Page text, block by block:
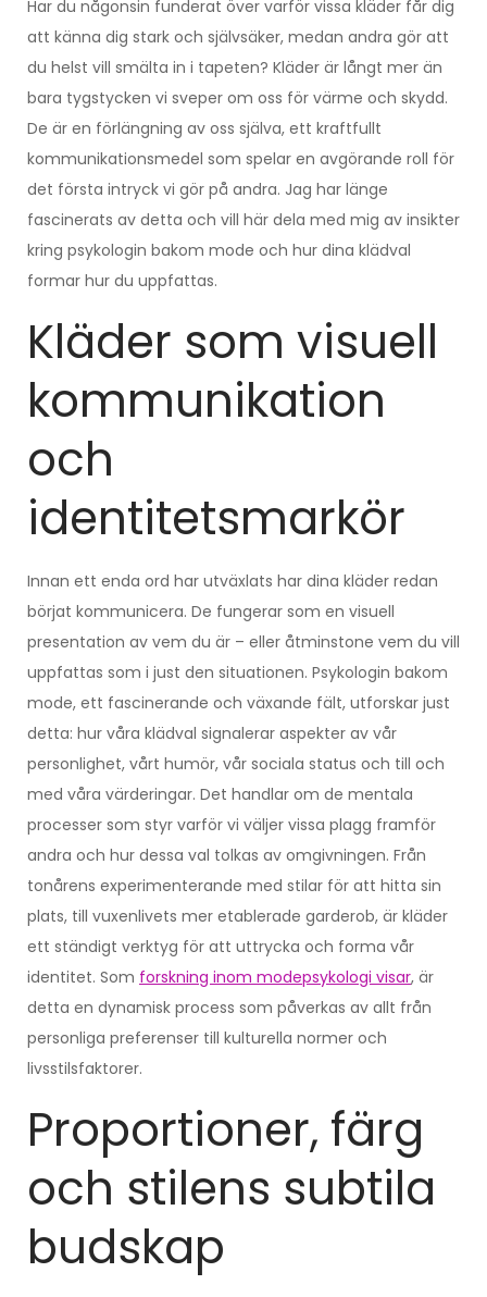
Har du någonsin funderat över varför vissa kläder får dig
att känna dig stark och självsäker, medan andra gör att
du helst vill smälta in i tapeten? Kläder är långt mer än
bara tygstycken vi sveper om oss för värme och skydd.
De är en förlängning av oss själva, ett kraftfullt
kommunikationsmedel som spelar en avgörande roll för
det första intryck vi gör på andra. Jag har länge
fascinerats av detta och vill här dela med mig av insikter
kring psykologin bakom mode och hur dina klädval
formar hur du uppfattas.
Kläder som visuell
kommunikation
och
identitetsmarkör
Innan ett enda ord har utväxlats har dina kläder redan
börjat kommunicera. De fungerar som en visuell
presentation av vem du är – eller åtminstone vem du vill
uppfattas som i just den situationen. Psykologin bakom
mode, ett fascinerande och växande fält, utforskar just
detta: hur våra klädval signalerar aspekter av vår
personlighet, vårt humör, vår sociala status och till och
med våra värderingar. Det handlar om de mentala
processer som styr varför vi väljer vissa plagg framför
andra och hur dessa val tolkas av omgivningen. Från
tonårens experimenterande med stilar för att hitta sin
plats, till vuxenlivets mer etablerade garderob, är kläder
ett ständigt verktyg för att uttrycka och forma vår
identitet. Som forskning inom modepsykologi visar, är
detta en dynamisk process som påverkas av allt från
personliga preferenser till kulturella normer och
livsstilsfaktorer.
Proportioner, färg
och stilens subtila
budskap